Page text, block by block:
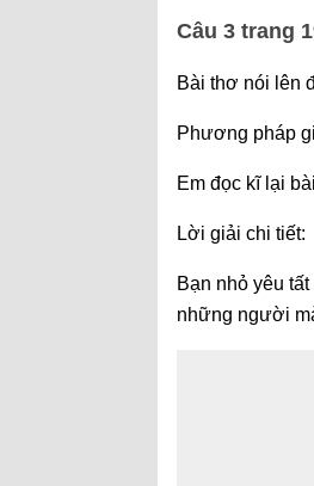
Câu 3 trang
Bài thơ nói lên
Phương pháp
Em đọc kĩ lại
Lời giải chi tiết:
Bạn nhỏ yêu
những người